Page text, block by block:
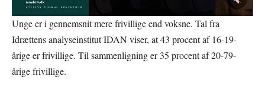
Unge er i gennemsnit mere frivillige end voksne. Tal fra
Idrættens analyseinstitut IDAN viser, at 43 procent af 16-19-
årige er frivillige. Til sammenligning er 35 procent af 20-79-
årige frivillige.